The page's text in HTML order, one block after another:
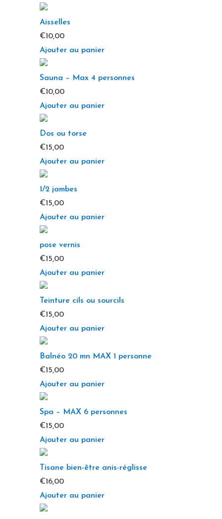
Aisselles
€10,00
Ajouter au panier
Sauna – Max 4 personnes
€10,00
Ajouter au panier
Dos ou torse
€15,00
Ajouter au panier
1/2 jambes
€15,00
Ajouter au panier
pose vernis
€15,00
Ajouter au panier
Teinture cils ou sourcils
€15,00
Ajouter au panier
Balnéo 20 mn MAX 1 personne
€15,00
Ajouter au panier
Spa – MAX 6 personnes
€15,00
Ajouter au panier
Tisane bien-être anis-réglisse
€16,00
Ajouter au panier